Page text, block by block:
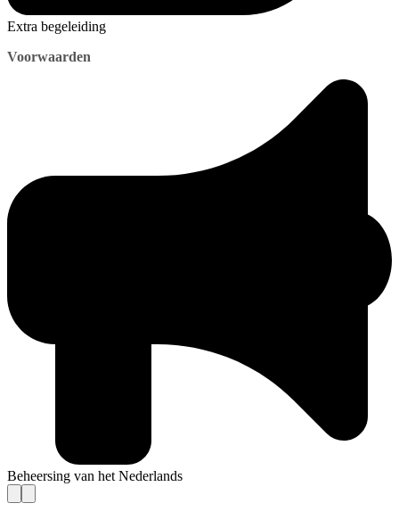
Extra begeleiding
Voorwaarden
Beheersing van het Nederlands